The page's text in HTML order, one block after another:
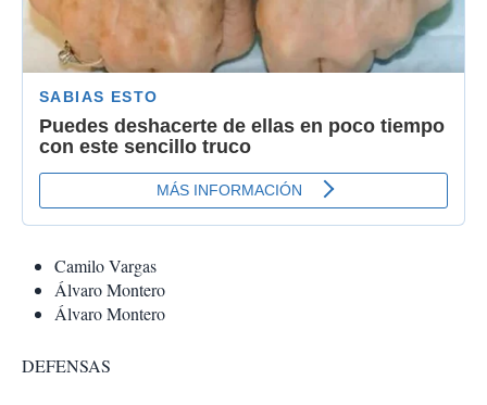
Camilo Vargas
Álvaro Montero
Álvaro Montero
DEFENSAS